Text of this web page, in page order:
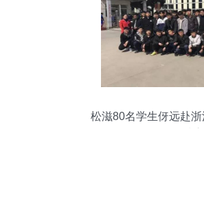
松滋80名学生伢远赴浙